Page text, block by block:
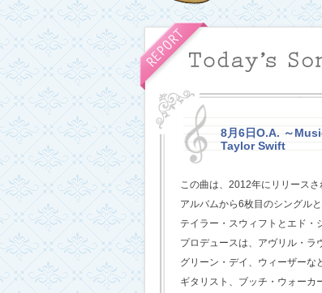
8月6日O.A. ～
Taylor Swift
この曲は、2012年にリリース
アルバムから6枚目のシングル
テイラー・スウィフトとエド・
プロデュースは、アヴリル・ラ
グリーン・デイ、ウィーザーな
ギタリスト、ブッチ・ウォーカ